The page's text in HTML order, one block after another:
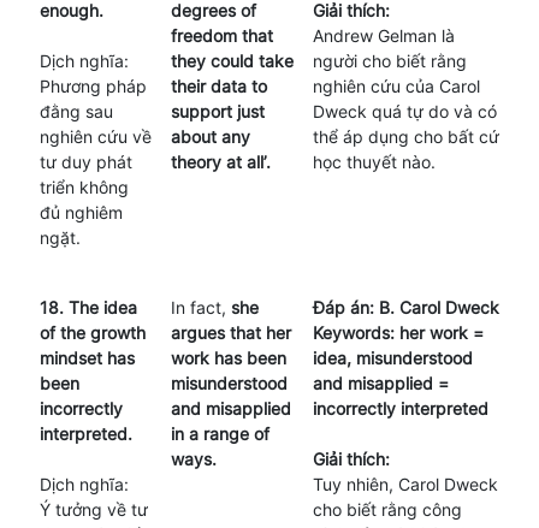
enough.
Dịch nghĩa:
Phương pháp
đằng sau
nghiên cứu về
tư duy phát
triển không
đủ nghiêm
ngặt.
degrees of
freedom that
they could take
their data to
support just
about any
theory at all’.
Giải thích:
Andrew Gelman là
người cho biết rằng
nghiên cứu của Carol
Dweck quá tự do và có
thể áp dụng cho bất cứ
học thuyết nào.
18. The idea
of the growth
mindset has
been
incorrectly
interpreted.
Dịch nghĩa:
Ý tưởng về tư
In fact, she
argues that her
work has been
misunderstood
and misapplied
in a range of
ways.
Đáp án: B. Carol Dweck
Keywords: her work =
idea, misunderstood
and misapplied =
incorrectly interpreted
Giải thích:
Tuy nhiên, Carol Dweck
cho biết rằng công